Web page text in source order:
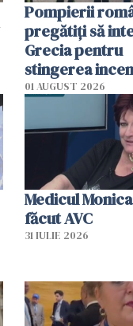
Pompierii
pregătiţi să
Grecia pentru
stingerea
01 AUGUST 2026
Medicul
făcut AVC
31 IULIE 2026